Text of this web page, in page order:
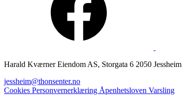
Harald Kværner Eiendom AS, Storgata 6 2050 Jessheim
jessheim@thonsenter.no
Cookies Personvernerklæring Åpenhetsloven Varsling